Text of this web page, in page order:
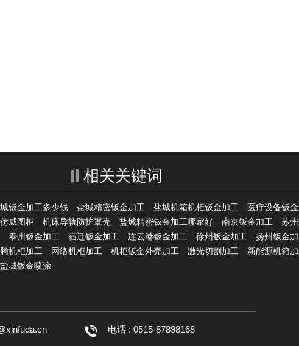
相关关键词
钣金加工多少钱 盐城精密钣金加工 盐城机箱机柜钣金加工 医疗设备钣
仿威图柜 机床导轨防护罩壳 盐城精密钣金加工哪家好 南京钣金加工 苏
泰州钣金加工 宿迁钣金加工 连云港钣金加工 徐州钣金加工 扬州钣金
机柜加工 网络机柜加工 机柜钣金外壳加工 激光切割加工 新能源机箱
盐城钣金喷涂
电话 : 0515-87898168